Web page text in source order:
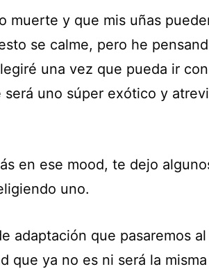
muerte y que mis uñas
se calme, pero he
una vez que pueda ir
uno súper exótico y
en ese mood, te dejo
uno.
adaptación que pasaremos
que ya no es ni será la misma